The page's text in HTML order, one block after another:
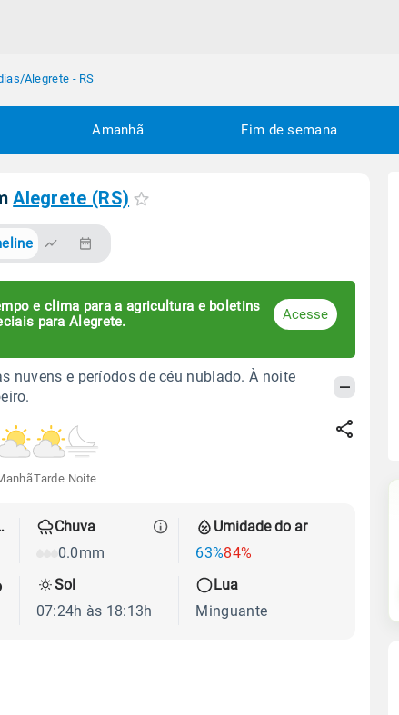
/Alegrete - RS
Amanhã Fim de semana
Alegrete (RS)
e clima para a agricultura e boletins
para Alegrete.
Acesse
nuvens e períodos de céu nublado. À noite
Tarde Noite
Chuva
0.0mm
Umidade do ar
63%84%
Sol
07:24h às 18:13h
Lua
Minguante